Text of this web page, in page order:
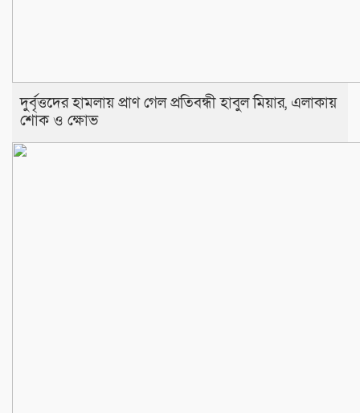
দুর্বৃত্তদের হামলায় প্রাণ গেল প্রতিবন্ধী হাবুল মিয়ার, এলাকায়
শোক ও ক্ষোভ